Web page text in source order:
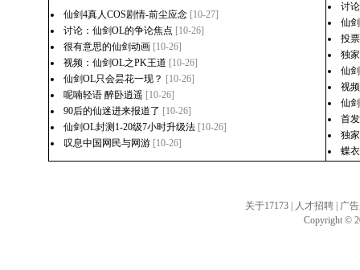
仙剑4真人COS剧情-前尘应念 [10-27]
讨论：仙剑OL的争论焦点 [10-26]
很有意思的仙剑动画 [10-26]
视频：仙剑OL之PK王道 [10-26]
仙剑OL只会昙花一现？ [10-26]
呢喃轻语 醉卧逍遥 [10-26]
90后的仙迷进来报道了 [10-26]
仙剑OL封测1-20级7小时升级法 [10-26]
叹息中国网民与网游 [10-26]
讨
仙
投
独
仙
视
仙
首
独
蝶
关于17173 人才招聘
广
Copyright ©